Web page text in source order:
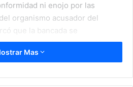
ni enojo por las
organismo acusador del
que la bancada se
en contra de la corrupción, por
la aplicación rigurosa del
Mas